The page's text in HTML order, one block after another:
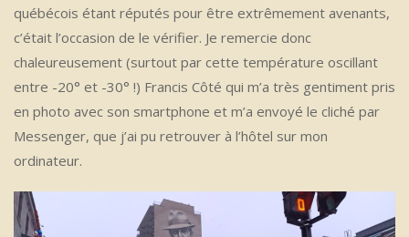
québécois étant réputés pour être extrêmement avenants,
c’était l’occasion de le vérifier. Je remercie donc
chaleureusement (surtout par cette température oscillant
entre -20° et -30° !) Francis Côté qui m’a très gentiment pris
en photo avec son smartphone et m’a envoyé le cliché par
Messenger, que j’ai pu retrouver à l’hôtel sur mon
ordinateur.